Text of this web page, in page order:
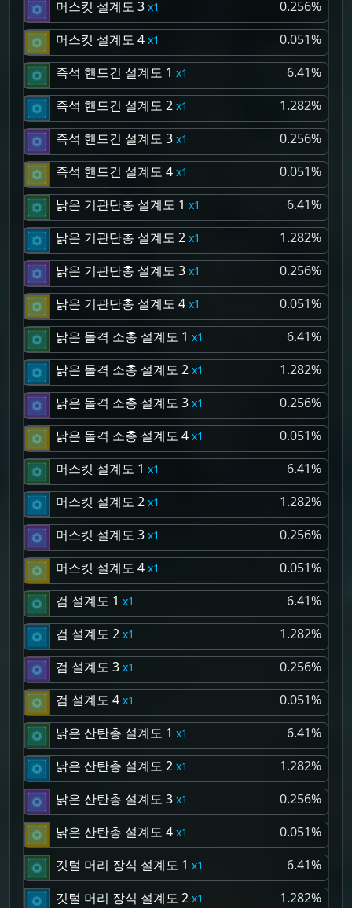
머스킷 설계도 3
1
0.256%
머스킷 설계도 4
1
0.051%
즉석 핸드건 설계도 1
1
6.41%
즉석 핸드건 설계도 2
1
1.282%
즉석 핸드건 설계도 3
1
0.256%
즉석 핸드건 설계도 4
1
0.051%
낡은 기관단총 설계도 1
1
6.41%
낡은 기관단총 설계도 2
1
1.282%
낡은 기관단총 설계도 3
1
0.256%
낡은 기관단총 설계도 4
1
0.051%
낡은 돌격 소총 설계도 1
1
6.41%
낡은 돌격 소총 설계도 2
1
1.282%
낡은 돌격 소총 설계도 3
1
0.256%
낡은 돌격 소총 설계도 4
1
0.051%
머스킷 설계도 1
1
6.41%
머스킷 설계도 2
1
1.282%
머스킷 설계도 3
1
0.256%
머스킷 설계도 4
1
0.051%
검 설계도 1
1
6.41%
검 설계도 2
1
1.282%
검 설계도 3
1
0.256%
검 설계도 4
1
0.051%
낡은 산탄총 설계도 1
1
6.41%
낡은 산탄총 설계도 2
1
1.282%
낡은 산탄총 설계도 3
1
0.256%
낡은 산탄총 설계도 4
1
0.051%
깃털 머리 장식 설계도 1
1
6.41%
깃털 머리 장식 설계도 2
1
1.282%